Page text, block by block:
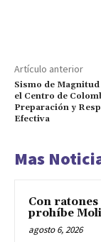
Artículo anterior
Sismo de Magnitud
el Centro de
Preparación y
Efectiva
Mas
Con
prohíbe
agosto 6, 2026